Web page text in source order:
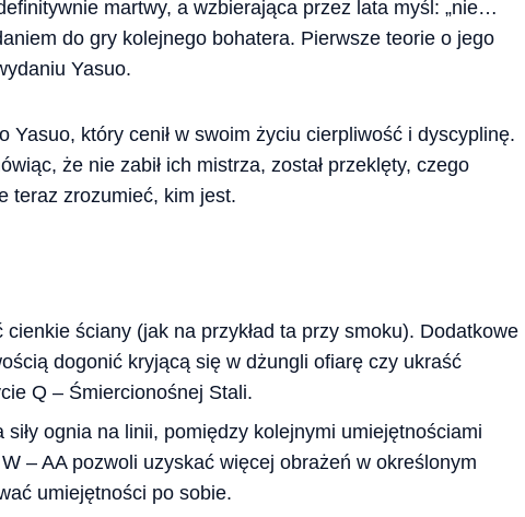
martwy, a wzbierająca przez lata myśl: „nie…
do gry kolejnego bohatera. Pierwsze teorie o jego
Yasuo.
Yasuo, który cenił w swoim życiu cierpliwość i dyscyplinę.
że nie zabił ich mistrza, został przeklęty, czego
teraz zrozumieć, kim jest.
ściany (jak na przykład ta przy smoku). Dodatkowe
dogonić kryjącą się w dżungli ofiarę czy ukraść
Q – Śmiercionośnej Stali.
siły ognia na linii, pomiędzy kolejnymi umiejętnościami
– AA pozwoli uzyskać więcej obrażeń w określonym
umiejętności po sobie.